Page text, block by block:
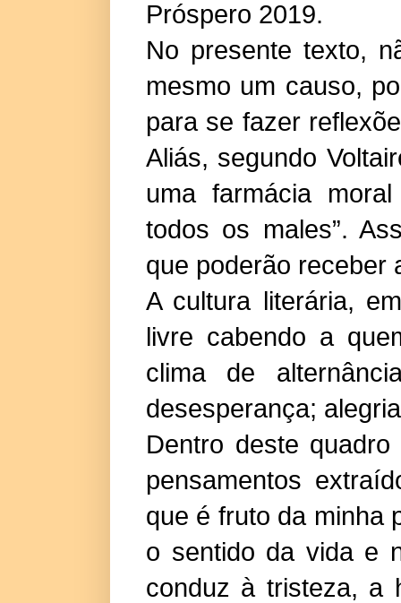
Próspero 2019.
No presente texto,
mesmo um causo,
para se fazer
Aliás, segundo
uma farmácia
todos os males”.
que poderão receber
A cultura literária,
livre cabendo a
clima de
desesperança;
Dentro deste
pensamentos
que é fruto da minha
o sentido da vida e
conduz à tristeza, a